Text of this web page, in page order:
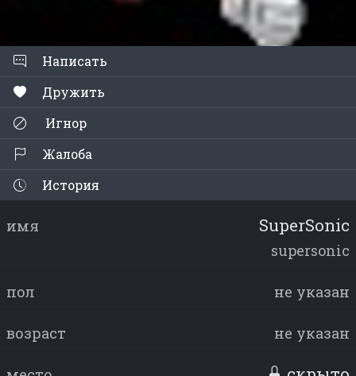
Написать
Дружить
Игнор
Жалоба
История
имя SuperSonic
supersonic
пол не указан
возраст не указан